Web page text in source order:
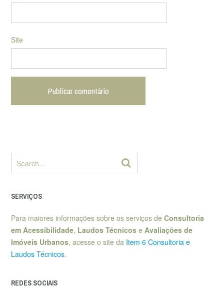
Site
SERVIÇOS
Para maiores informações sobre os serviços de Consultoria
em Acessibilidade, Laudos Técnicos e Avaliações de
Imóveis Urbanos, acesse o site da Item 6 Consultoria e
Laudos Técnicos.
REDES SOCIAIS